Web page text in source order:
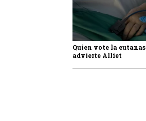
Quien vote la
advierte Alliet